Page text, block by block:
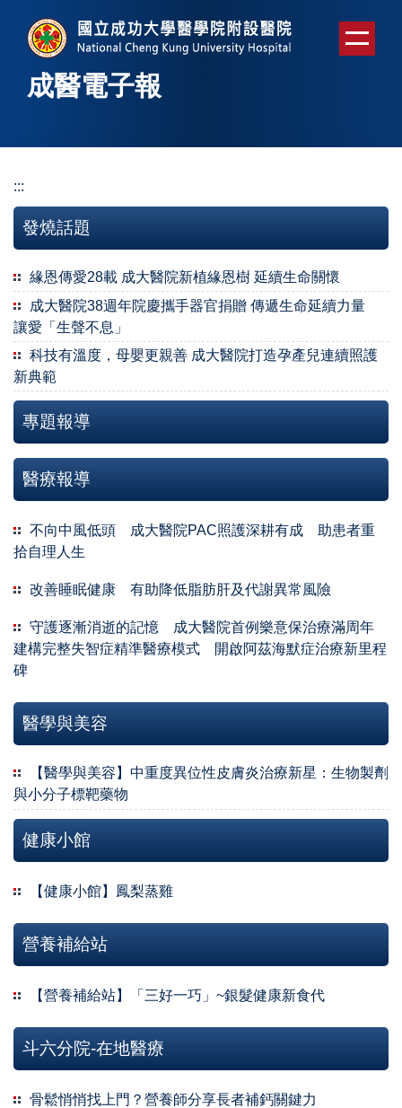
成醫電子報
:::
發燒話題
緣恩傳愛28載 成大醫院新植緣恩樹 延續生命關懷
成大醫院38週年院慶攜手器官捐贈 傳遞生命延續力量
讓愛「生聲不息」
科技有溫度，母嬰更親善 成大醫院打造孕產兒連續照護
新典範
專題報導
醫療報導
不向中風低頭 成大醫院PAC照護深耕有成 助患者重
拾自理人生
改善睡眠健康 有助降低脂肪肝及代謝異常風險
守護逐漸消逝的記憶 成大醫院首例樂意保治療滿周年
建構完整失智症精準醫療模式 開啟阿茲海默症治療新里程
碑
醫學與美容
【醫學與美容】中重度異位性皮膚炎治療新星：生物製劑
與小分子標靶藥物
健康小館
【健康小館】鳳梨蒸雞
營養補給站
【營養補給站】「三好一巧」~銀髮健康新食代
斗六分院-在地醫療
骨鬆悄悄找上門？營養師分享長者補鈣關鍵力